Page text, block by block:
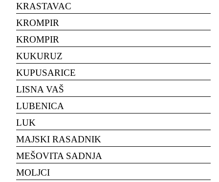
KRASTAVAC
KROMPIR
KROMPIR
KUKURUZ
KUPUSARICE
LISNA VAŠ
LUBENICA
LUK
MAJSKI RASADNIK
MEŠOVITA SADNJA
MOLJCI